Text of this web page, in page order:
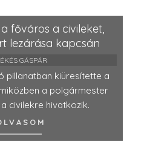
főváros a civileket,
lezárása kapcsán
GÁSPÁR
pillanatban kiüresítette a
a polgármester
civilekre hivatkozik.